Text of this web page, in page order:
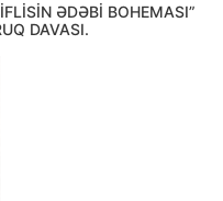
ƏDƏBİ BOHEMASI”
DAVASI.